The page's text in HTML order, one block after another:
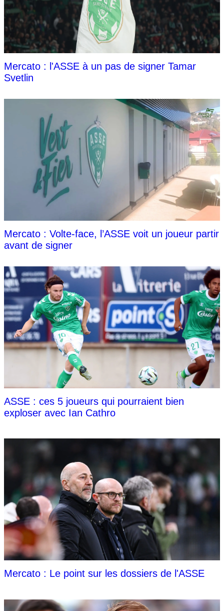
Mercato : l'ASSE à un pas de signer Tamar
Svetlin
Mercato : Volte-face, l’ASSE voit un joueur partir
avant de signer
ASSE : ces 5 joueurs qui pourraient bien
exploser avec Ian Cathro
Mercato : Le point sur les dossiers de l'ASSE